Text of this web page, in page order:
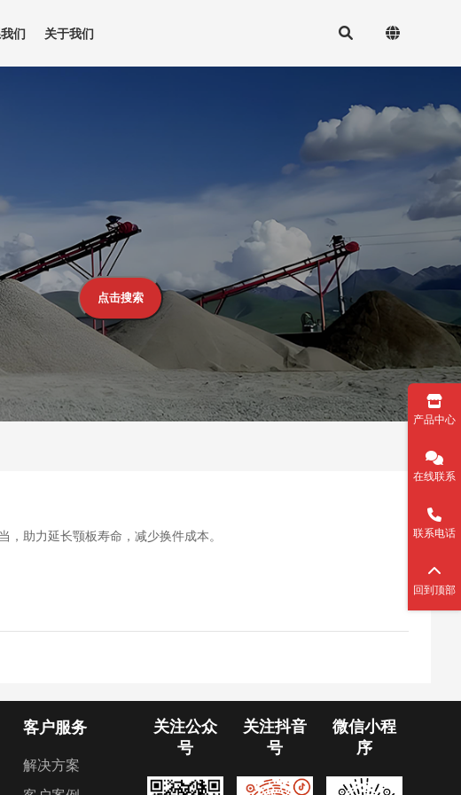
们 关于我们
点击搜索
助力延长颚板寿命，减少换件成本。
客户服务
解决方案
关注公众
号
关注抖音
号
微信小程
序
产品中心
在线联系
联系电话
回到顶部